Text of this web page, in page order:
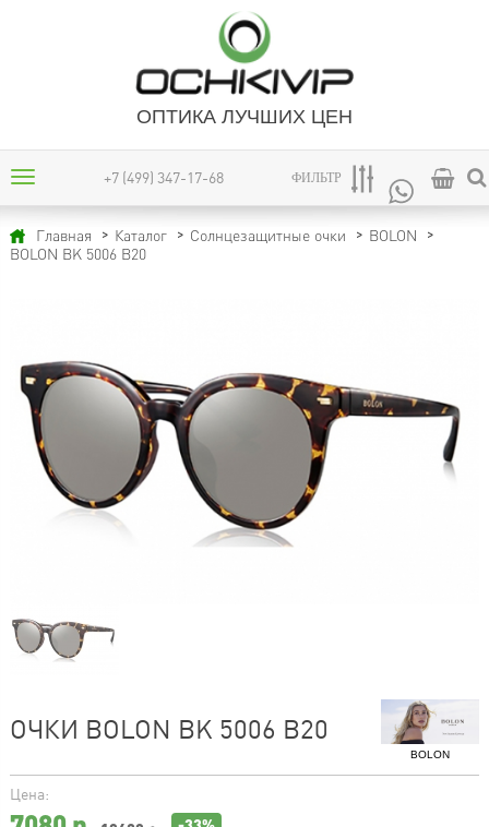
ОПТИКА ЛУЧШИХ ЦЕН
+7 (499) 347-17-68 ФИЛЬТР
Главная Каталог Солнцезащитные очки
BOLON
BOLON BK 5006 B20
BOLON
ОЧКИ BOLON BK 5006 B20
Цена: